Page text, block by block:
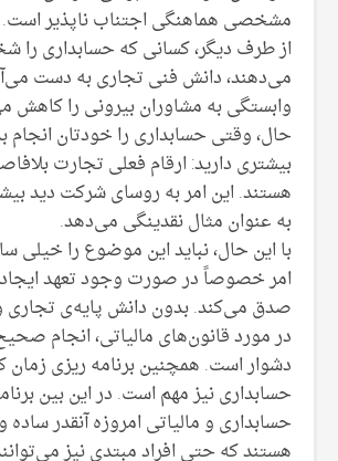
مشخصی هماهنگی اجتناب ناپذیر است.
از طرف دیگر، کسانی که حسابداری را
می‌دهند، دانش فنی تجاری به دست
وابستگی به مشاوران بیرونی را کاهش
حال، وقتی حسابداری را خودتان انجام
بیشتری دارید: ارقام فعلی تجارت
هستند. این امر به روسای شرکت دید
به عنوان مثال نقدینگی می‌دهد.
با این حال، نباید این موضوع را خیلی
امر خصوصاً در صورت وجود تعهد ایجاد
صدق می‌کند. بدون دانش پایه‌ی
در مورد قانون‌های مالیاتی، انجام
دشوار است. همچنین برنامه ریزی زمان
حسابداری نیز مهم است. در این بین
حسابداری و مالیاتی امروزه آنقدر
هستند که حتی افراد مبتدی نیز